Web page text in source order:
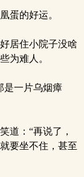
蛋的好运。
居住小院子没啥
为难人。
是一片乌烟瘴
道：“再说了，
要坐不住，甚至